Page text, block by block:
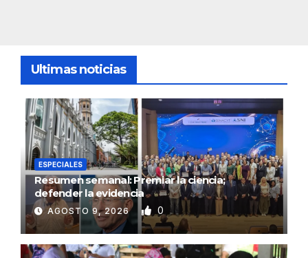
Ultimas noticias
ESPECIALES
Resumen semanal: Premiar la ciencia;
defender la evidencia
AGOSTO 9, 2026 0